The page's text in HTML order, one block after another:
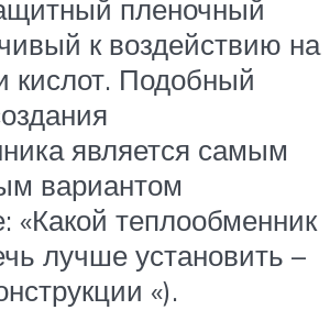
пленочный
к воздействию на
кислот. Подобный
является самым
вариантом
«Какой теплообменник
лучше установить –
«).